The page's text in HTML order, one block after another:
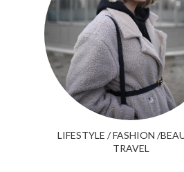
LIFESTYLE / FASHION /
TRAVEL